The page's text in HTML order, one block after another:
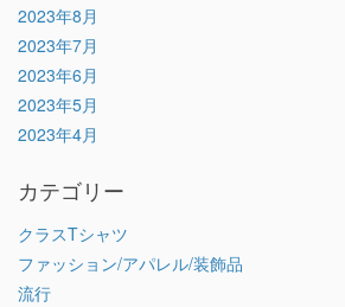
2023年8月
2023年7月
2023年6月
2023年5月
2023年4月
カテゴリー
クラスTシャツ
ファッション/アパレル/装飾品
流行